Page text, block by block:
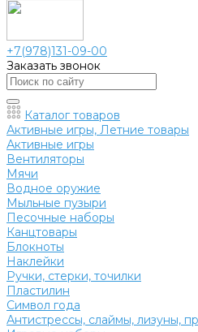
+7(978)131-09-00
Заказать звонок
Каталог товаров
Активные игры, Летние товары
Активные игры
Вентиляторы
Мячи
Водное оружие
Мыльные пузыри
Песочные наборы
Канцтовары
Блокноты
Наклейки
Ручки, стерки, точилки
Пластилин
Символ года
Антистрессы, слаймы, лизуны,